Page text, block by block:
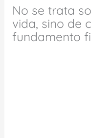
No se trata
vida, sino de
fundamento